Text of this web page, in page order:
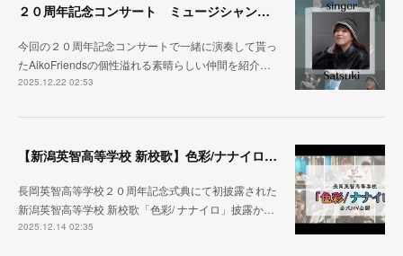
２０周年記念コンサート ミュージシャン紹介その③
今回の２０周年記念コンサートで一緒に演奏して貰っ
たAikoFriendsの個性溢れる素晴らしい仲間を紹介…
2025.12.22 02:53
【新潟英智高等学校 新校歌】色彩/ナナイロ ２０周年記念式典から１ヶ月
長岡英智高等学校２０周年記念式典にて初披露された
新潟英智高等学校 新校歌「色彩/ ナナイロ」披露か…
2025.12.14 02:35